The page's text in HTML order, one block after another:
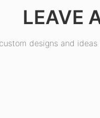
LEAVE
designs and